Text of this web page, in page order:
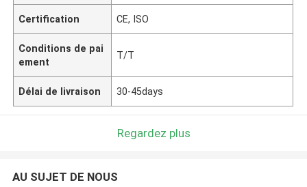
Certification CE, ISO
Conditions de pai
ement
T/T
Délai de livraison 30-45days
Regardez plus
AU SUJET DE NOUS